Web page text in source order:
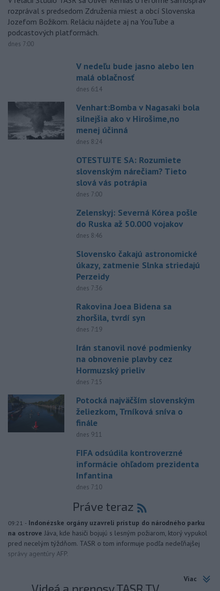
rozprával s predsedom Združenia miest a obcí Slovenska
Jozefom Božikom. Reláciu nájdete aj na YouTube a
podcastových platformách.
dnes 7:00
V nedeľu bude jasno alebo len
malá oblačnosť
dnes 6:14
Venhart:Bomba v Nagasaki bola
silnejšia ako v Hirošime,no
menej účinná
dnes 8:24
OTESTUJTE SA: Rozumiete
slovenským nárečiam? Tieto
slová vás potrápia
dnes 7:00
Zelenskyj: Severná Kórea pošle
do Ruska až 50.000 vojakov
dnes 8:46
Slovensko čakajú astronomické
úkazy, zatmenie Slnka striedajú
Perzeidy
dnes 7:36
Rakovina Joea Bidena sa
zhoršila, tvrdí syn
dnes 7:19
Irán stanovil nové podmienky
na obnovenie plavby cez
Hormuzský prieliv
dnes 7:15
Potocká najväčším slovenským
želiezkom, Trníková sníva o
finále
dnes 9:11
FIFA odsúdila kontroverzné
informácie ohľadom prezidenta
Infantina
dnes 7:10
Práve teraz
09:21 - Indonézske orgány uzavreli prístup do národného parku
na ostrove Jáva, kde hasiči bojujú s lesným požiarom, ktorý vypukol
pred necelým týždňom. TASR o tom informuje podľa nedeľňajšej
správy agentúry AFP.
Viac
Videá a prenosy TASR TV